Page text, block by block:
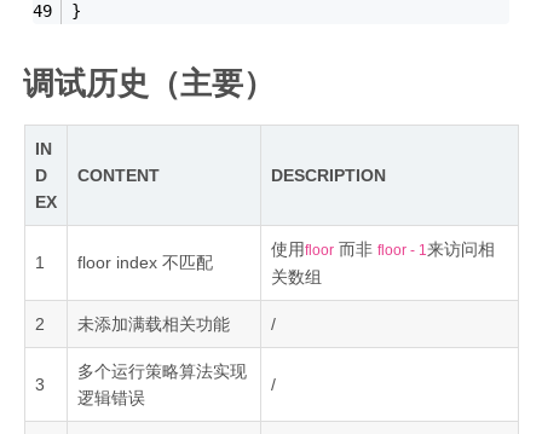
}
调试历史（主要）
IN
D
EX
CONTENT DESCRIPTION
1 floor index 不匹配
使用floor而非 floor - 1来访问相
关数组
2 未添加满载相关功能 /
3
多个运行策略算法实现
逻辑错误
/